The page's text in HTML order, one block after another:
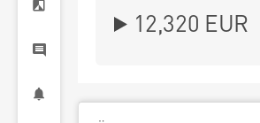
12,320 EUR